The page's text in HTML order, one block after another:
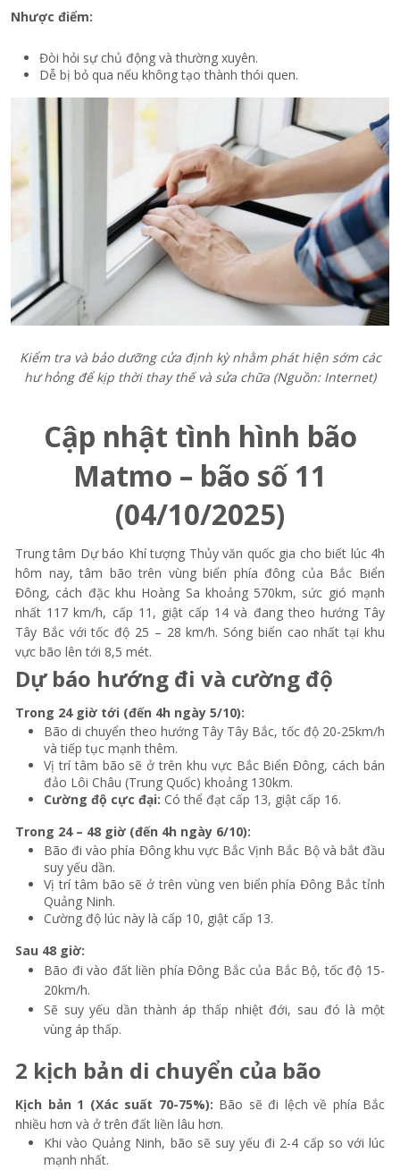
Nhược điểm:
Đòi hỏi sự chủ động và thường xuyên.
Dễ bị bỏ qua nếu không tạo thành thói quen.
Kiểm tra và bảo dưỡng cửa định kỳ nhằm phát hiện sớm các
hư hỏng để kịp thời thay thế và sửa chữa (Nguồn: Internet)
Cập nhật tình hình bão
Matmo – bão số 11
(04/10/2025)
Trung tâm Dự báo Khí tượng Thủy văn quốc gia cho biết lúc 4h
hôm nay, tâm bão trên vùng biển phía đông của Bắc Biển
Đông, cách đặc khu Hoàng Sa khoảng 570km, sức gió mạnh
nhất 117 km/h, cấp 11, giật cấp 14 và đang theo hướng Tây
Tây Bắc với tốc độ 25 – 28 km/h. Sóng biển cao nhất tại khu
vực bão lên tới 8,5 mét.
Dự báo hướng đi và cường độ
Trong 24 giờ tới (đến 4h ngày 5/10):
Bão di chuyển theo hướng Tây Tây Bắc, tốc độ 20-25km/h
và tiếp tục mạnh thêm.
Vị trí tâm bão sẽ ở trên khu vực Bắc Biển Đông, cách bán
đảo Lôi Châu (Trung Quốc) khoảng 130km.
Cường độ cực đại: Có thể đạt cấp 13, giật cấp 16.
Trong 24 – 48 giờ (đến 4h ngày 6/10):
Bão đi vào phía Đông khu vực Bắc Vịnh Bắc Bộ và bắt đầu
suy yếu dần.
Vị trí tâm bão sẽ ở trên vùng ven biển phía Đông Bắc tỉnh
Quảng Ninh.
Cường độ lúc này là cấp 10, giật cấp 13.
Sau 48 giờ:
Bão đi vào đất liền phía Đông Bắc của Bắc Bộ, tốc độ 15-
20km/h.
Sẽ suy yếu dần thành áp thấp nhiệt đới, sau đó là một
vùng áp thấp.
2 kịch bản di chuyển của bão
Kịch bản 1 (Xác suất 70-75%): Bão sẽ đi lệch về phía Bắc
nhiều hơn và ở trên đất liền lâu hơn.
Khi vào Quảng Ninh, bão sẽ suy yếu đi 2-4 cấp so với lúc
mạnh nhất.